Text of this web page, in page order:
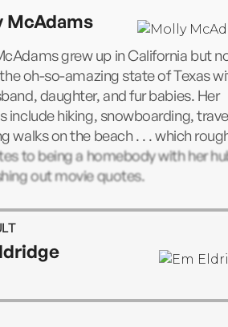
McAdams
grew up in California but
oh-so-amazing state of Texas
daughter, and fur babies. Her
include hiking, snowboarding,
walks on the beach . . . which
to being a homebody with her
out movie quotes.